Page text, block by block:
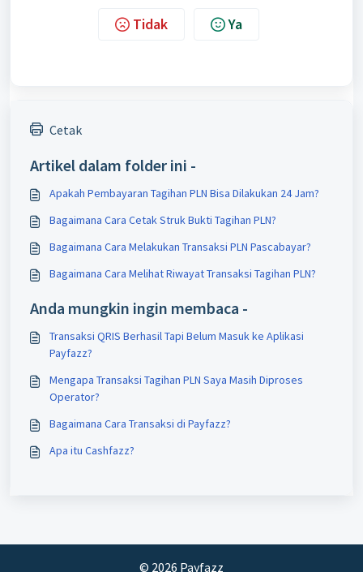
Tidak Ya
Cetak
Artikel dalam folder ini -
Apakah Pembayaran Tagihan PLN Bisa Dilakukan 24 Jam?
Bagaimana Cara Cetak Struk Bukti Tagihan PLN?
Bagaimana Cara Melakukan Transaksi PLN Pascabayar?
Bagaimana Cara Melihat Riwayat Transaksi Tagihan PLN?
Anda mungkin ingin membaca -
Transaksi QRIS Berhasil Tapi Belum Masuk ke Aplikasi
Payfazz?
Mengapa Transaksi Tagihan PLN Saya Masih Diproses
Operator?
Bagaimana Cara Transaksi di Payfazz?
Apa itu Cashfazz?
© 2026 Payfazz